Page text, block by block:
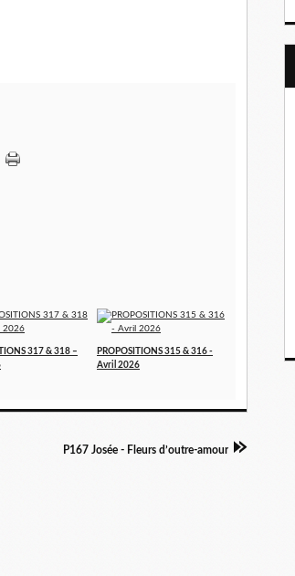
317 & 318 –
PROPOSITIONS 315 & 316 -
Avril 2026
P167 Josée - Fleurs d’outre-amour